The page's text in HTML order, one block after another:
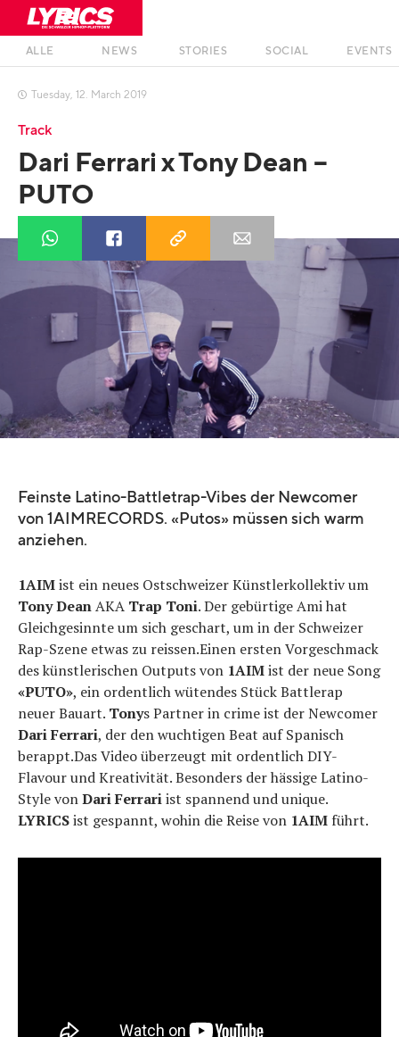
ALLE NEWS STORIES SOCIAL EVENTS
 Tuesday, 12. March 2019
Track
Dari Ferrari x Tony Dean –
PUTO
Feinste Latino-Battletrap-Vibes der Newcomer
von 1AIMRECORDS. «Putos» müssen sich warm
anziehen.
1AIMist ein neues Ostschweizer Künstlerkollektiv um
Tony DeanAKA Trap Toni. Der gebürtige Ami hat
Gleichgesinnte um sich geschart, um in der Schweizer
Rap-Szene etwas zu reissen.Einen ersten Vorgeschmack
des künstlerischen Outputs von 1AIMist der neue Song
«PUTO», ein ordentlich wütendes Stück Battlerap
neuer Bauart. Tonys Partner in crime ist der Newcomer
Dari Ferrari, der den wuchtigen Beat auf Spanisch
berappt.Das Video überzeugt mit ordentlich DIY-
Flavour und Kreativität. Besonders der hässige Latino-
Style vonDari Ferrariist spannend und unique.
LYRICSist gespannt, wohin die Reise von 1AIM führt.